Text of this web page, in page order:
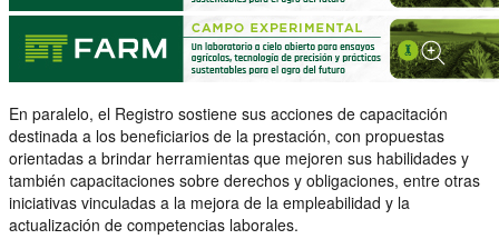
En paralelo, el Registro sostiene sus acciones de capacitación
destinada a los beneficiarios de la prestación, con propuestas
orientadas a brindar herramientas que mejoren sus habilidades y
también capacitaciones sobre derechos y obligaciones, entre otras
iniciativas vinculadas a la mejora de la empleabilidad y la
actualización de competencias laborales.